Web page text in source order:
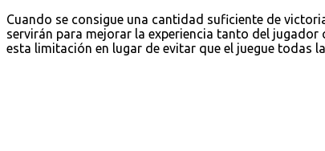
Cuando se consigue una cantidad suficiente de
servirán para mejorar la experiencia tanto del
esta limitación en lugar de evitar que el juegue todas